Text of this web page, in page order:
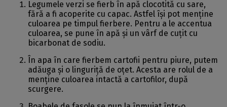
Legumele verzi se fierb în apă clocotită cu sare,
fără a fi acoperite cu capac. Astfel își pot menține
culoarea pe timpul fierbere. Pentru a le accentua
culoarea, se pune în apă și un vârf de cuțit cu
bicarbonat de sodiu.
În apa în care fierbem cartofii pentru piure, putem
adăuga și o linguriță de oțet. Acesta are rolul de a
menține culoarea intactă a cartofilor, după
scurgere.